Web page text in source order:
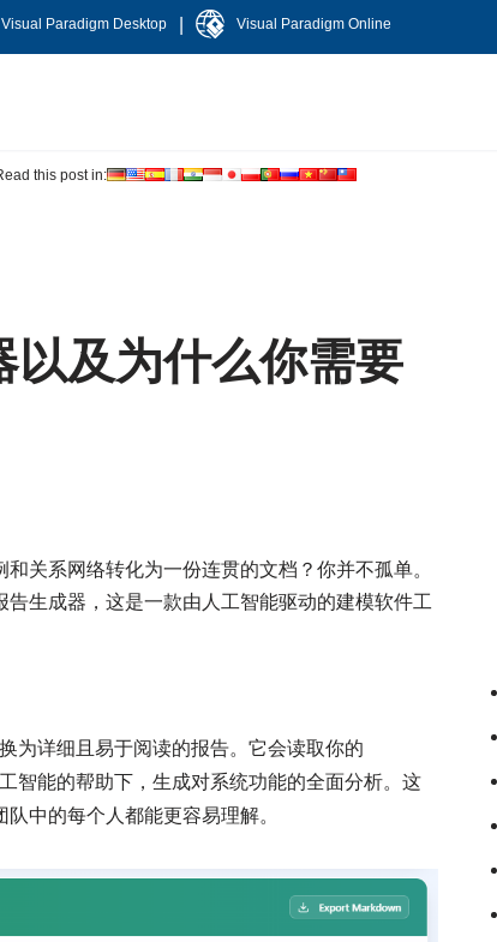
Visual Paradigm Desktop Visual Paradigm Online
this post in:
以及为什么你需要
关系网络转化为一份连贯的文档？你并不孤单。
生成器，这是一款由人工智能驱动的建模软件工
为详细且易于阅读的报告。它会读取你的
能的帮助下，生成对系统功能的全面分析。这
中的每个人都能更容易理解。